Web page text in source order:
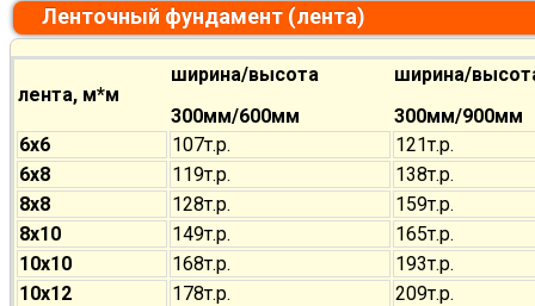
Ленточный фундамент (лента)
лента, м*м
ширина/высота
300мм/600мм
ширина/
300мм/900мм
6х6
107т.р.
121т.р.
6х8
119т.р.
138т.р.
8х8
128т.р.
159т.р.
8х10
149т.р.
165т.р.
10х10
168т.р.
193т.р.
10х12
178т.р.
209т.р.